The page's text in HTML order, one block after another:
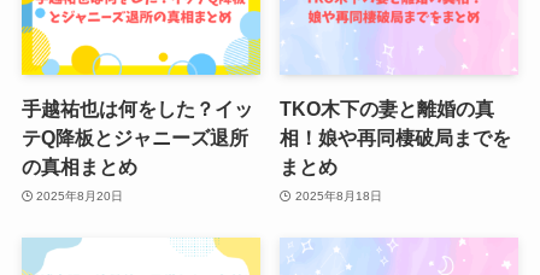
手越祐也は何をした？イッ
テQ降板とジャニーズ退所
の真相まとめ
2025年8月20日
TKO木下の妻と離婚の真
相！娘や再同棲破局までを
まとめ
2025年8月18日